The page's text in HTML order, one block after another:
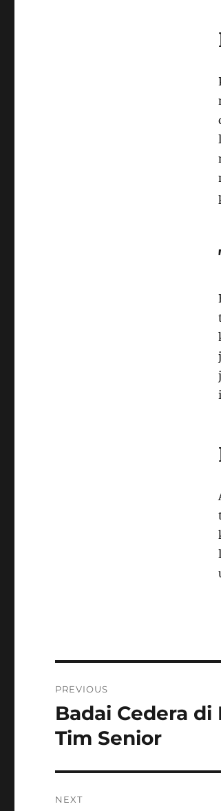
pos
PREVIOUS
Previous
post:
Badai Cedera
Tim Senior
NEXT